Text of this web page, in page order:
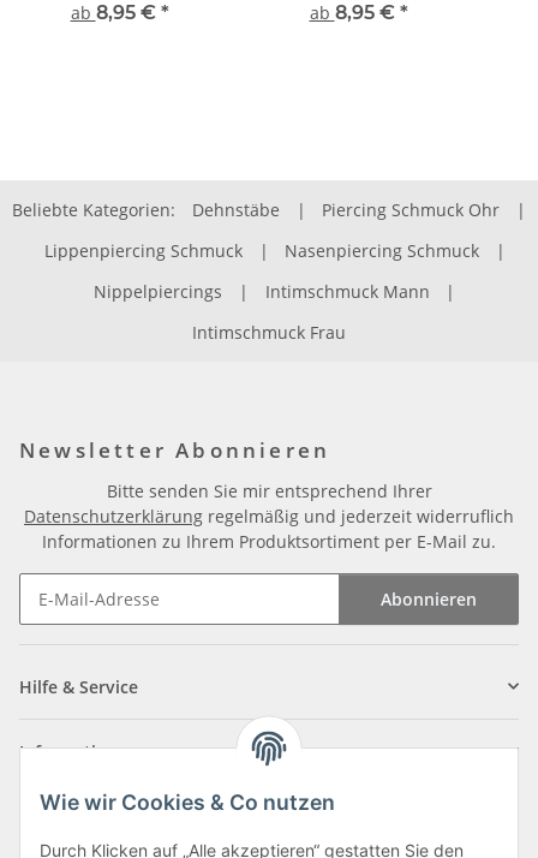
Wie wir Cookies & Co nutzen
Durch Klicken auf „Alle akzeptieren“ gestatten Sie den
ab 8,95 € *
ab 8,95 € *
Beliebte Kategorien: Dehnstäbe | Piercing Schmuck Ohr
|
Lippenpiercing Schmuck
| Nasenpiercing Schmuck
|
Nippelpiercings
| Intimschmuck Mann
|
Intimschmuck Frau
Newsletter Abonnieren
Bitte senden Sie mir entsprechend Ihrer
Datenschutzerklärung regelmäßig und jederzeit widerruflich
Informationen zu Ihrem Produktsortiment per E-Mail zu.
Abonnieren
Hilfe & Service
Informationen
Zahlungsarten